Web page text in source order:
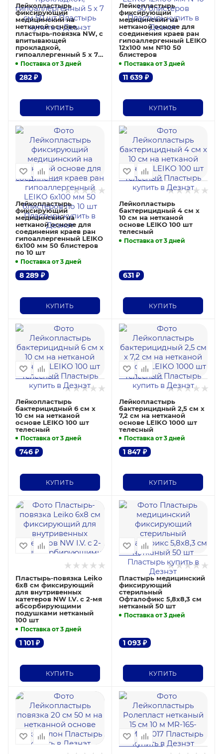
Лейкопластырь
фиксирующий
медицинский на
нетканой основе,
пластырь-повязка NW, с
впитывающей
прокладкой,
гипоаллергенный 5 х 7
см 50 шт
Поставка от 3 дней
282 ₽
КУПИТЬ
Лейкопластырь
фиксирующий
медицинский на
нетканой основе для
соединения краев ран
гипоаллергенный LEIKO
12х100 мм №10 50
блистеров
Поставка от 3 дней
11 639₽
КУПИТЬ
Лейкопластырь
фиксирующий
медицинский на
нетканой основе для
соединения краев ран
гипоаллергенный LEIKO
6х100 мм 50 блистеров
по 10 шт
Поставка от 3 дней
8 289 ₽
КУПИТЬ
Лейкопластырь
бактерицидный 4 см х
10 см на нетканой
основе LEIKO 100 шт
телесный
Поставка от 3 дней
631₽
КУПИТЬ
Лейкопластырь
бактерицидный 6 см х
10 см на нетканой
основе LEIKO 100 шт
телесный
Поставка от 3 дней
746 ₽
КУПИТЬ
Лейкопластырь
бактерицидный 2,5 см х
7,2 см на нетканой
основе LEIKO 1000 шт
телесный
Поставка от 3 дней
1 847₽
КУПИТЬ
Пластырь-повязка Leiko
6х8 см фиксирующий
для внутривенных
катетеров NW I.V. с 2-мя
абсорбирующими
подушками нетканый
100 шт
Поставка от 3 дней
1 101 ₽
КУПИТЬ
Пластырь медицинский
фиксирующий
стерильный
Офталофикс 5,8х8,3 см
нетканый 50 шт
Поставка от 3 дней
1 093₽
КУПИТЬ